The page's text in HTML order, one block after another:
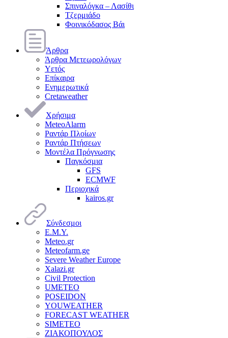
Σπιναλόγκα – Λασίθι
Τζερμιάδο
Φοινικόδασος Βάι
Άρθρα
Άρθρα Μετεωρολόγων
Υετός
Επίκαιρα
Ενημερωτικά
Cretaweather
Χρήσιμα
MeteoAlarm
Ραντάρ Πλοίων
Ραντάρ Πτήσεων
Μοντέλα Πρόγνωσης
Παγκόσμια
GFS
ECMWF
Περιοχικά
kairos.gr
Σύνδεσμοι
Ε.Μ.Υ.
Meteo.gr
Meteofarm.ge
Severe Weather Europe
Xalazi.gr
Civil Protection
UMETEO
POSEIDON
YOUWEATHER
FORECAST WEATHER
SIMETEO
ΖΙΑΚΟΠΟΥΛΟΣ